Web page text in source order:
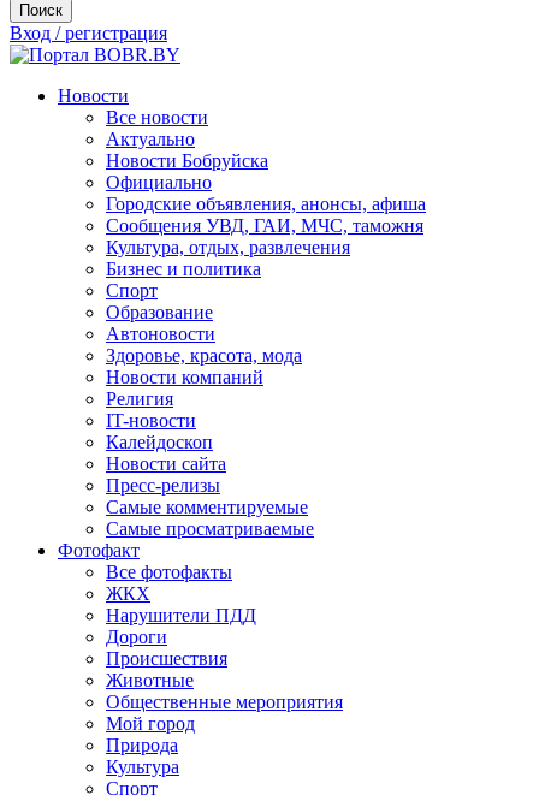
Поиск
Вход / регистрация
Новости
Все новости
Актуально
Новости Бобруйска
Официально
Городские объявления, анонсы, афиша
Сообщения УВД, ГАИ, МЧС, таможня
Культура, отдых, развлечения
Бизнес и политика
Спорт
Образование
Автоновости
Здоровье, красота, мода
Новости компаний
Религия
IT-новости
Калейдоскоп
Новости сайта
Пресс-релизы
Самые комментируемые
Самые просматриваемые
Фотофакт
Все фотофакты
ЖКХ
Нарушители ПДД
Дороги
Происшествия
Животные
Общественные мероприятия
Мой город
Природа
Культура
Спорт